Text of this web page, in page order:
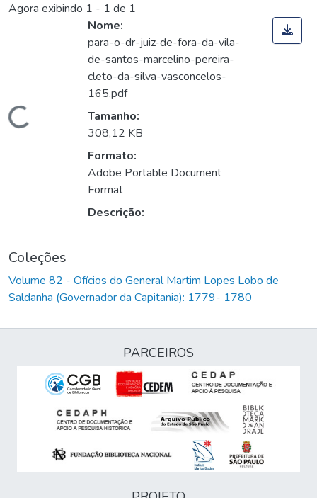
Agora exibindo 1 - 1 de 1
Carregando...
Nome:
para-o-dr-juiz-de-fora-da-vila-
de-santos-marcelino-pereira-
cleto-da-silva-vasconcelos-
165.pdf
Tamanho:
308,12 KB
Formato:
Adobe Portable Document
Format
Descrição:
Coleções
Volume 82 - Ofícios do General Martim Lopes Lobo de
Saldanha (Governador da Capitania): 1779- 1780
PARCEIROS